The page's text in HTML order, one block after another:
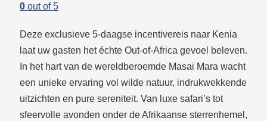
0out of5
Deze exclusieve 5-daagse incentivereis naar Kenia
laat uw gasten het échte Out-of-Africa gevoel beleven.
In het hart van de wereldberoemde Masai Mara wacht
een unieke ervaring vol wilde natuur, indrukwekkende
uitzichten en pure sereniteit. Van luxe safari’s tot
sfeervolle avonden onder de Afrikaanse sterrenhemel,